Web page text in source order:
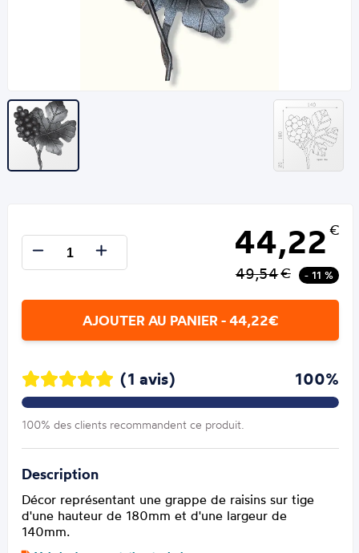
44,22 €
49,54€ - 11 %
AJOUTER AU PANIER - 44,22€
(1 avis) 100%
100% des clients recommandent ce produit.
Description
Décor représentant une grappe de raisins sur tige
d'une hauteur de 180mm et d'une largeur de
140mm.